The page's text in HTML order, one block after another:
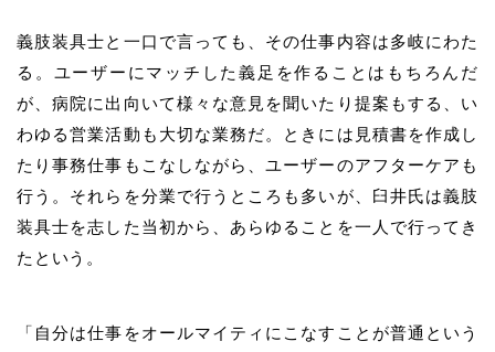
義肢装具士と一口で言っても、その仕事内容は多岐にわた
る。ユーザーにマッチした義足を作ることはもちろんだ
が、病院に出向いて様々な意見を聞いたり提案もする、い
わゆる営業活動も大切な業務だ。ときには見積書を作成し
たり事務仕事もこなしながら、ユーザーのアフターケアも
行う。それらを分業で行うところも多いが、 臼井氏は義肢
装具士を志した当初から、あらゆることを一人で行ってき
たという。
「自分は仕事をオールマイティにこなすことが普通という